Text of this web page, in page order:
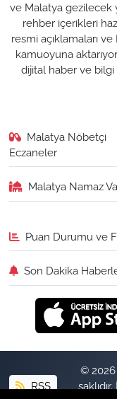
ve Malatya gezilecek
rehber içerikleri
resmi açıklamaları
kamuoyuna
dijital haber ve bilgi
Malatya Nöbetçi
Eczaneler
Malatya Namaz
Puan Durumu ve
Son Dakika
RSS
© 2026